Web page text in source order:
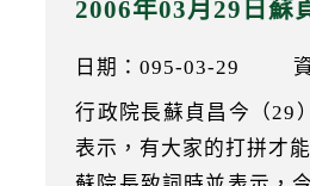
2006年03月29日蘇
日期：095-03-29
行政院長蘇貞昌今（29
表示，有大家的打拼才